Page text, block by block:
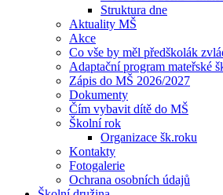
Struktura dne
Aktuality MŠ
Akce
Co vše by měl předškolák
Adaptační program mateřské
Zápis do MŠ 2026/2027
Dokumenty
Čím vybavit dítě do MŠ
Školní rok
Organizace šk.roku
Kontakty
Fotogalerie
Ochrana osobních údajů